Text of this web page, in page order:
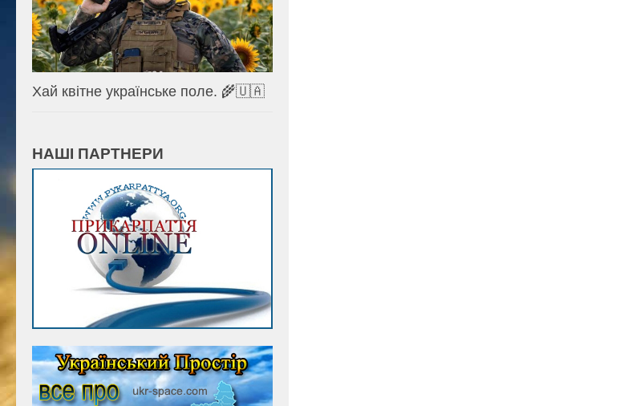
Хай квітне українське поле. 🌾🇺🇦
НАШІ ПАРТНЕРИ